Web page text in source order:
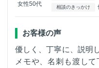
女性50代 相談のきっかけ
お客様の声
優しく、丁寧に、説明
メモや、名刺も渡し